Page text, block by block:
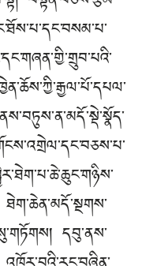
དབུ་ནས་